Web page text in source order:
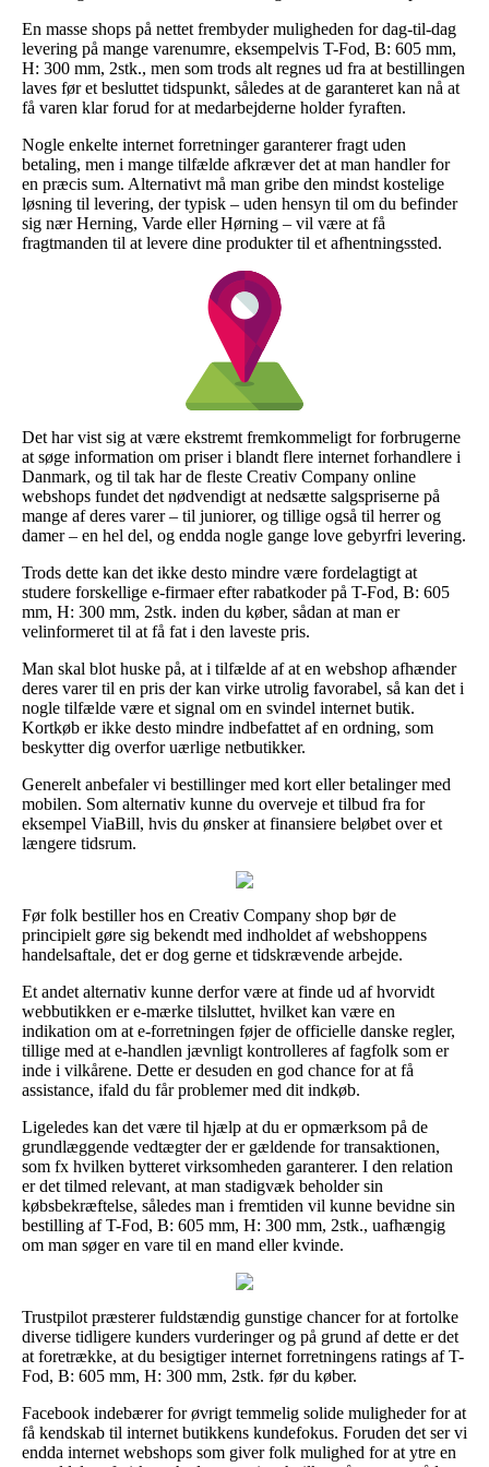
En masse shops på nettet frembyder muligheden for dag-til-dag
levering på mange varenumre, eksempelvis T-Fod, B: 605 mm,
H: 300 mm, 2stk., men som trods alt regnes ud fra at bestillingen
laves før et besluttet tidspunkt, således at de garanteret kan nå at
få varen klar forud for at medarbejderne holder fyraften.
Nogle enkelte internet forretninger garanterer fragt uden
betaling, men i mange tilfælde afkræver det at man handler for
en præcis sum. Alternativt må man gribe den mindst kostelige
løsning til levering, der typisk – uden hensyn til om du befinder
sig nær Herning, Varde eller Hørning – vil være at få
fragtmanden til at levere dine produkter til et afhentningssted.
Det har vist sig at være ekstremt fremkommeligt for forbrugerne
at søge information om priser i blandt flere internet forhandlere i
Danmark, og til tak har de fleste Creativ Company online
webshops fundet det nødvendigt at nedsætte salgspriserne på
mange af deres varer – til juniorer, og tillige også til herrer og
damer – en hel del, og endda nogle gange love gebyrfri levering.
Trods dette kan det ikke desto mindre være fordelagtigt at
studere forskellige e-firmaer efter rabatkoder på T-Fod, B: 605
mm, H: 300 mm, 2stk. inden du køber, sådan at man er
velinformeret til at få fat i den laveste pris.
Man skal blot huske på, at i tilfælde af at en webshop afhænder
deres varer til en pris der kan virke utrolig favorabel, så kan det i
nogle tilfælde være et signal om en svindel internet butik.
Kortkøb er ikke desto mindre indbefattet af en ordning, som
beskytter dig overfor uærlige netbutikker.
Generelt anbefaler vi bestillinger med kort eller betalinger med
mobilen. Som alternativ kunne du overveje et tilbud fra for
eksempel ViaBill, hvis du ønsker at finansiere beløbet over et
længere tidsrum.
Før folk bestiller hos en Creativ Company shop bør de
principielt gøre sig bekendt med indholdet af webshoppens
handelsaftale, det er dog gerne et tidskrævende arbejde.
Et andet alternativ kunne derfor være at finde ud af hvorvidt
webbutikken er e-mærke tilsluttet, hvilket kan være en
indikation om at e-forretningen føjer de officielle danske regler,
tillige med at e-handlen jævnligt kontrolleres af fagfolk som er
inde i vilkårene. Dette er desuden en god chance for at få
assistance, ifald du får problemer med dit indkøb.
Ligeledes kan det være til hjælp at du er opmærksom på de
grundlæggende vedtægter der er gældende for transaktionen,
som fx hvilken bytteret virksomheden garanterer. I den relation
er det tilmed relevant, at man stadigvæk beholder sin
købsbekræftelse, således man i fremtiden vil kunne bevidne sin
bestilling af T-Fod, B: 605 mm, H: 300 mm, 2stk., uafhængig
om man søger en vare til en mand eller kvinde.
Trustpilot præsterer fuldstændig gunstige chancer for at fortolke
diverse tidligere kunders vurderinger og på grund af dette er det
at foretrække, at du besigtiger internet forretningens ratings af T-
Fod, B: 605 mm, H: 300 mm, 2stk. før du køber.
Facebook indebærer for øvrigt temmelig solide muligheder for at
få kendskab til internet butikkens kundefokus. Foruden det ser vi
endda internet webshops som giver folk mulighed for at ytre en